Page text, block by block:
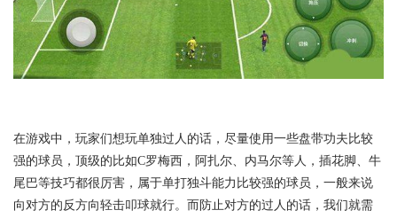
在游戏中，玩家们想玩单独过人的话，尽量使用一些盘带功夫比较
强的球员，顶级的比如C罗梅西，阿扎尔、内马尔等人，插花脚、牛
尾巴等技巧都很厉害，属于单打独斗能力比较强的球员，一般来说
向对方的反方向轻击叩球就行。而防止对方的过人的话，我们就需